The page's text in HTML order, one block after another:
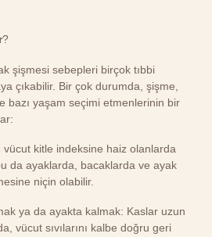
?
şişmesi sebepleri birçok tıbbi
çıkabilir. Bir çok durumda, şişme,
bazı yaşam seçimi etmenlerinin bir
vücut kitle indeksine haiz olanlarda
da ayaklarda, bacaklarda ve ayak
niçin olabilir.
ya da ayakta kalmak: Kaslar uzun
vücut sıvılarını kalbe doğru geri